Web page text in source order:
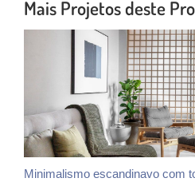
Mais Projetos deste
Minimalismo escandinavo com